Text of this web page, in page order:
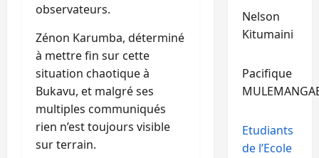
observateurs.
Zénon Karumba, déterminé
à mettre fin sur cette
situation chaotique à
Bukavu, et malgré ses
multiples communiqués
rien n’est toujours visible
sur terrain.
Nelson
Kitumaini
Pacifique
Etudiants
de l’Ecole